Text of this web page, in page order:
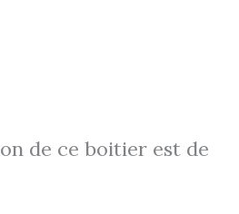
de ce boitier est de